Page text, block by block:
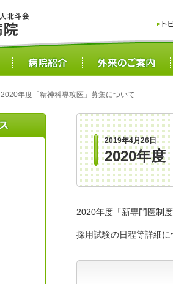
2020年度「精神科専攻医」募集について
2019年4月26日
2020年度
2020年度「新専門医制
採用試験の日程等詳細